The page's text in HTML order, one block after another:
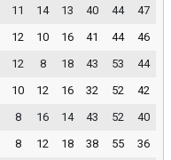
11 14 13 40 44
47
12 10 16 41 44
46
12 8 18 43 53
44
10 12 16 32 52
42
8 16 14 43 52
40
8 12 18 38 55
36